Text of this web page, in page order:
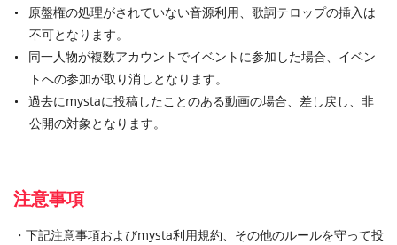
原盤権の処理がされていない音源利用、歌詞テロップの挿入は
不可となります。
同一人物が複数アカウントでイベントに参加した場合、イベン
トへの参加が取り消しとなります。
過去にmystaに投稿したことのある動画の場合、差し戻し、非
公開の対象となります。
注意事項
・下記注意事項およびmysta利用規約、その他のルールを守って投